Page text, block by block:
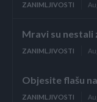
ZANIMLJIVOSTI
Mravi su nestali
ZANIMLJIVOSTI
Objesite flašu
ZANIMLJIVOSTI